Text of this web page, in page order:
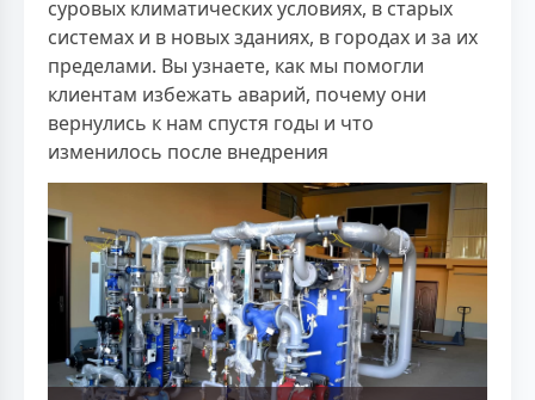
суровых климатических условиях, в старых
системах и в новых зданиях, в городах и за их
пределами. Вы узнаете, как мы помогли
клиентам избежать аварий, почему они
вернулись к нам спустя годы и что
изменилось после внедрения